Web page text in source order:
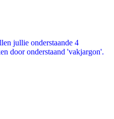
jullie onderstaande 4
door onderstaand 'vakjargon'.